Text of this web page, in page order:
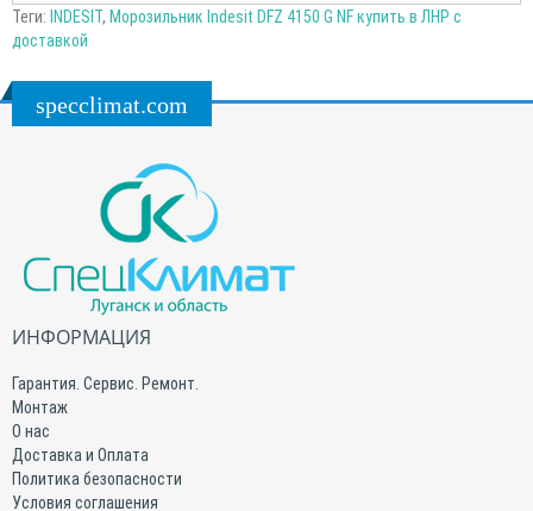
Теги: INDESIT, Морозильник Indesit DFZ 4150 G NF купить в ЛНР с
доставкой
specclimat.com
ИНФОРМАЦИЯ
Гарантия. Сервис. Ремонт.
Монтаж
О нас
Доставка и Оплата
Политика безопасности
Условия соглашения